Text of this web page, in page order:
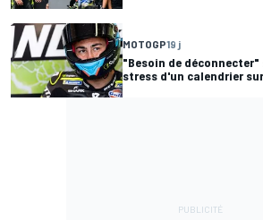
MOTOGP19 j
"Besoin de déconnecter"
stress d'un calendrier